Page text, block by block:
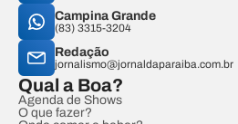
Campina Grande
(83) 3315-3204
Redação
jornalismo@jornaldaparaiba.com.br
Qual a Boa?
Agenda de Shows
O que fazer?